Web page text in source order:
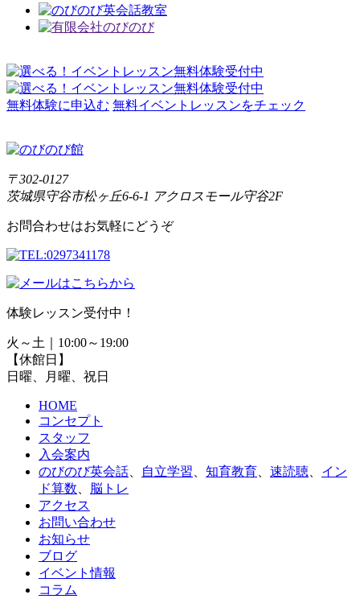
無料体験に申込む 無料イベントレッスンをチェック
〒302-0127
茨城県守谷市松ヶ丘6-6-1 アクロスモール守谷2F
お問合わせはお気軽にどうぞ
体験レッスン受付中！
火～土｜10:00～19:00
【休館日】
日曜、月曜、祝日
HOME
コンセプト
スタッフ
入会案内
のびのび英会話
自立学習 知育教育 速読聴
イン
ド算数
脳トレ
アクセス
お問い合わせ
お知らせ
ブログ
イベント情報
コラム